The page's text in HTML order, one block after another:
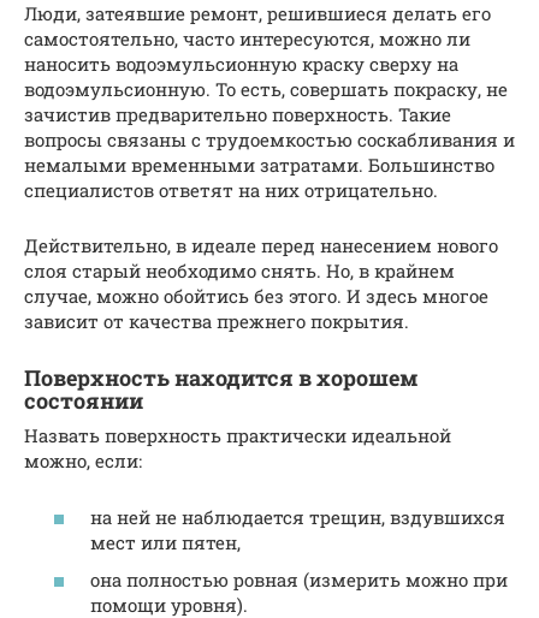
Люди, затеявшие ремонт, решившиеся делать его
самостоятельно, часто интересуются, можно ли
наносить водоэмульсионную краску сверху на
водоэмульсионную. То есть, совершать покраску, не
зачистив предварительно поверхность. Такие
вопросы связаны с трудоемкостью соскабливания и
немалыми временными затратами. Большинство
специалистов ответят на них отрицательно.
Действительно, в идеале перед нанесением нового
слоя старый необходимо снять. Но, в крайнем
случае, можно обойтись без этого. И здесь многое
зависит от качества прежнего покрытия.
Поверхность находится в хорошем
состоянии
Назвать поверхность практически идеальной
можно, если:
на ней не наблюдается трещин, вздувшихся
мест или пятен,
она полностью ровная (измерить можно при
помощи уровня).